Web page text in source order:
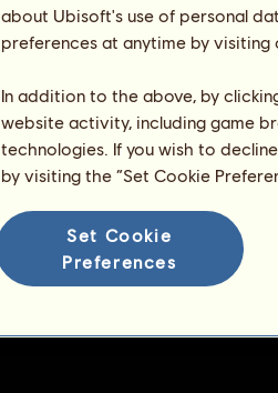
about Ubisoft's use of personal
preferences at anytime by
In addition to the above, by
website activity, including game
technologies. If you wish to
by visiting the “Set Cookie
Set Cookie
Preferences